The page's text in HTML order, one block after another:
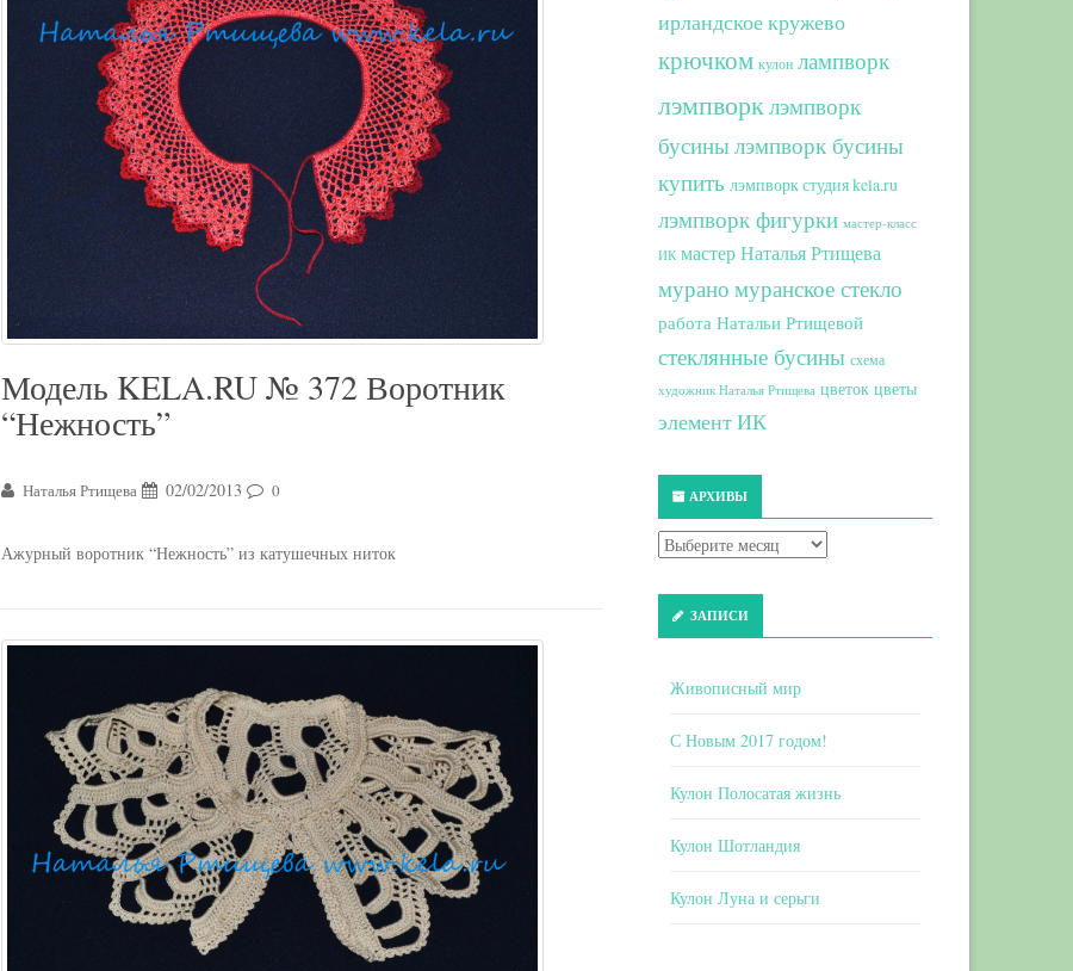
Модель KELA.RU № 372 Воротник
“Нежность”
Наталья Ртищева 02/02/2013 0
Ажурный воротник “Нежность” из катушечных ниток
ирландское кружево
крючком кулон лампворк
лэмпворклэмпворк
бусинылэмпворк бусины
купить лэмпворк студия kela.ru
лэмпворк фигурки мастер-класс
ИК мастер Наталья Ртищева
мурано муранское стекло
работа Натальи Ртищевой
стеклянные бусины схема
художник Наталья Ртищева цветок цветы
элемент ИК
АРХИВЫ
ЗАПИСИ
Живописный мир
С Новым 2017 годом!
Кулон Полосатая жизнь
Кулон Шотландия
Кулон Луна и серьги